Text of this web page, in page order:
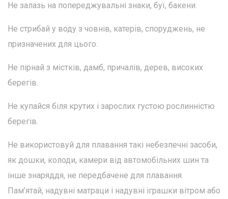
Не залазь на попереджувальні знаки, буї, бакени.
Не стрибай у воду з човнів, катерів, споруджень, не
призначених для цього.
Не пірнай з містків, дамб, причалів, дерев, високих
берегів.
Не купайся біля крутих і зарослих густою рослинністю
берегів.
Не використовуй для плавання такі небезпечні засоби,
як дошки, колоди, камери від автомобільних шин та
інше знаряддя, не передбачене для плавання.
Пам’ятай, надувні матраци і надувні іграшки вітром або